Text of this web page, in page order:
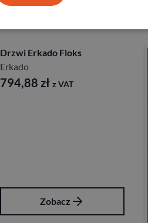
Drzwi Erkado Floks
Erkado
794,88 zł z VAT
Zobacz